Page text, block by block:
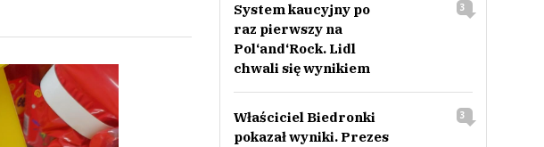
System kaucyjny po
raz pierwszy na
Pol‘and‘Rock. Lidl
chwali się wynikiem
3
Właściciel Biedronki
pokazał wyniki. Prezes
3